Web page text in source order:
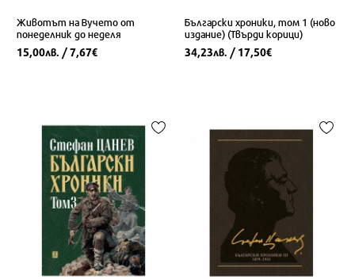
Животът на Вучето от
понеделник до неделя
15,00лв. / 7,67€
Български хроники, том 1 (ново
издание) (Твърди корици)
34,23лв. / 17,50€